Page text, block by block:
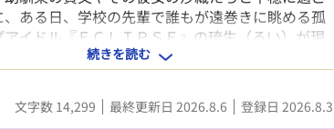
ある日、学校の先輩で誰もが遠巻きに眺める孤
イドル『ＥＣＬＩＰＳＥ』の琉生（るい）が現
は、あんたが作るご飯がないと、明日もステージ
ないんだ」 どこか寂し気に告げる琉生に懇願さ
の家政夫を引き受けることに。 トップアイドルの
ての生活の日々。蒼は、琉生と共に過ごしていく
続きを読む
文字数 14,299 最終更新日 2026.8.6 登録日 2026.8.3